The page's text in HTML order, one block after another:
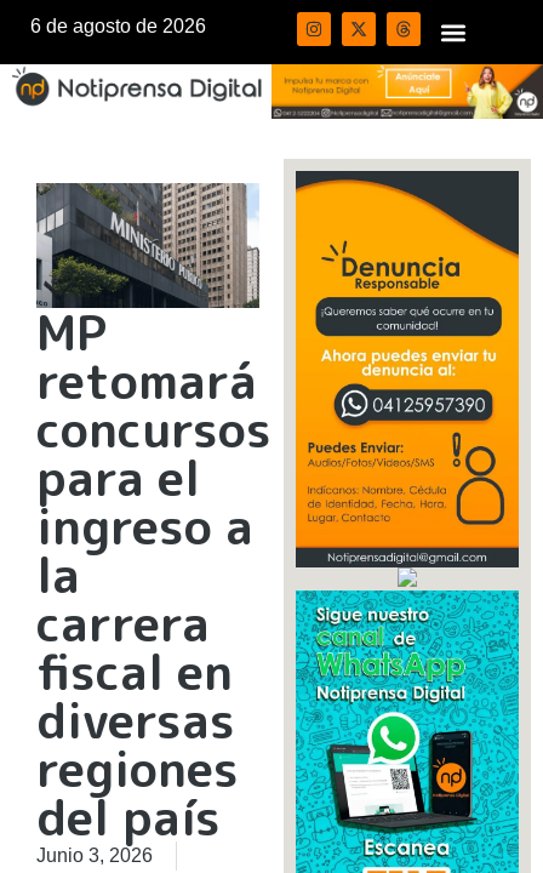
6 de agosto de 2026
MP
retomará
concursos
para el
ingreso a
la
carrera
fiscal en
diversas
regiones
del país
Junio 3, 2026